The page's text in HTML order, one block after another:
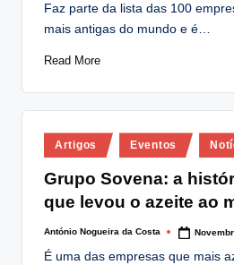
Faz parte da lista das 100
mais antigas do mundo e é…
Read More
Posted
in
Artigos Eventos
Grupo Sovena: a
que levou o azeite ao
Posted
by
António Nogueira da Costa
É uma das empresas que mais